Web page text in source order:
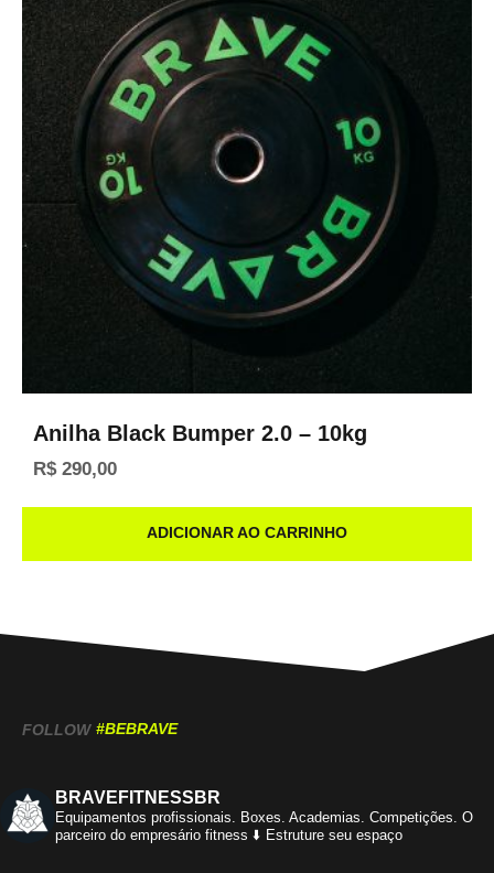
Anilha Black Bumper 2.0 – 10kg
R$290,00
ADICIONAR AO CARRINHO
FOLLOW #BEBRAVE
BRAVEFITNESSBR
Equipamentos profissionais. Boxes. Academias. Competições. O
parceiro do empresário fitness ⬇️ Estruture seu espaço